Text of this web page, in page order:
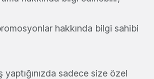
hakkında bilgi sahibi
yaptığınızda sadece size özel